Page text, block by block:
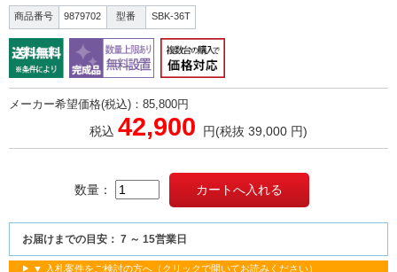
商品番号 9879702 型番 SBK-36T
メーカー希望価格(税込)：85,800円
税込 42,900 円(税抜 39,000 円)
数量：
お届けまでの目安： 7 ～ 15営業日
▼ 入札案件をご検討の方へ（クリックで開いてお読みください）